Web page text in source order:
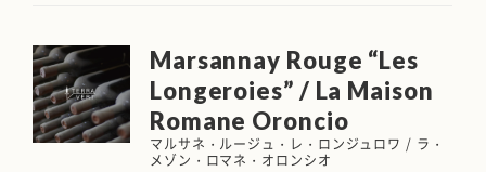
Marsannay Rouge “Les
Longeroies” / La Maison
Romane Oroncio
マルサネ・ルージュ・レ・ロンジュロワ / ラ・
メゾン・ロマネ・オロンシオ